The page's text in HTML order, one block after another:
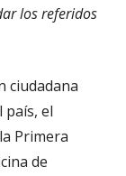
los referidos
ciudadana
país, el
Primera
de